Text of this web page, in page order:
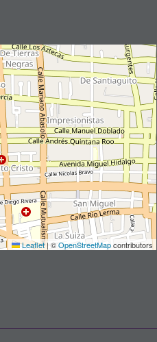
Leaflet | ©OpenStreetMapcontributors